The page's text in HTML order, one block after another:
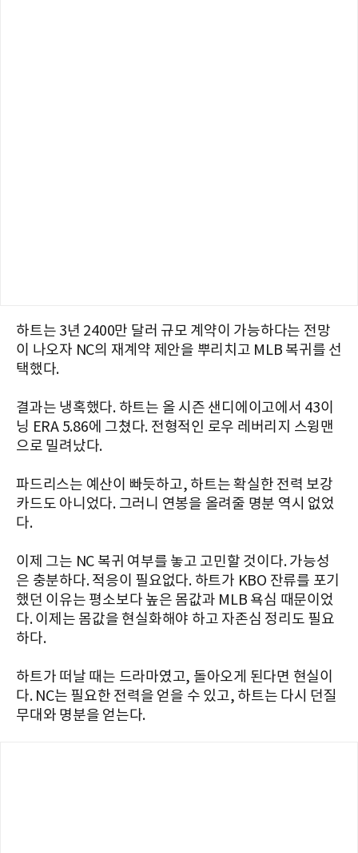
하트는 3년 2400만 달러 규모 계약이 가능하다는 전망
이 나오자 NC의 재계약 제안을 뿌리치고 MLB 복귀를 선
택했다.
결과는 냉혹했다. 하트는 올 시즌 샌디에이고에서 43이
닝 ERA 5.86에 그쳤다. 전형적인 로우 레버리지 스윙맨
으로 밀려났다.
파드리스는 예산이 빠듯하고, 하트는 확실한 전력 보강
카드도 아니었다. 그러니 연봉을 올려줄 명분 역시 없었
다.
이제 그는 NC 복귀 여부를 놓고 고민할 것이다. 가능성
은 충분하다. 적응이 필요없다. 하트가 KBO 잔류를 포기
했던 이유는 평소보다 높은 몸값과 MLB 욕심 때문이었
다. 이제는 몸값을 현실화해야 하고 자존심 정리도 필요
하다.
하트가 떠날 때는 드라마였고, 돌아오게 된다면 현실이
다. NC는 필요한 전력을 얻을 수 있고, 하트는 다시 던질
무대와 명분을 얻는다.